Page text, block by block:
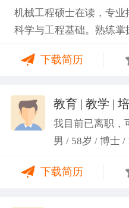
机械工程硕士在读，专
科学与工程基础。熟练
2项天津市科研项目，擅
优秀的团队协作与沟通
科研严谨性融入实践工作
下载简历
教育 | 教学 |
我目前已离职，
男 / 58岁 / 博士 /
下载简历